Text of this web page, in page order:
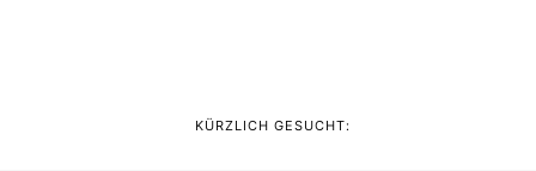
KÜRZLICH GESUCHT: